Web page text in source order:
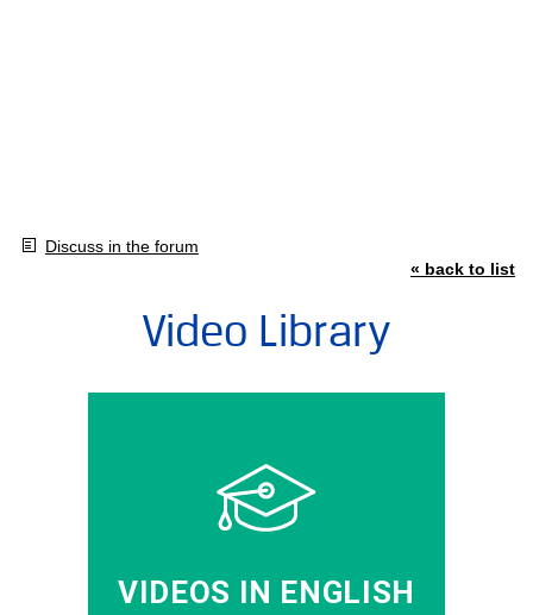
Discuss in the forum
« back to list
Video Library
VIDEOS IN ENGLISH